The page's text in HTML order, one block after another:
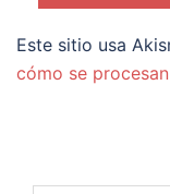
Este sitio usa
cómo se